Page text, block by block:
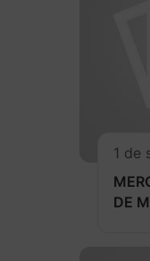
1 de
DE